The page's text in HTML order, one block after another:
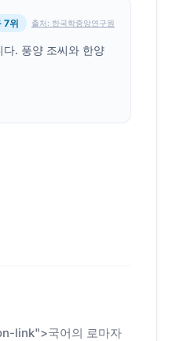
7위 출처: 한국학중앙연구원
. 풍양 조씨와 한양
link">국어의 로마자